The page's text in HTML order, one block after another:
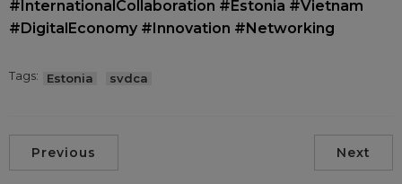
#InternationalCollaboration #Estonia #Vietnam
#DigitalEconomy #Innovation #Networking
Tags: Estonia svdca
Previous Next